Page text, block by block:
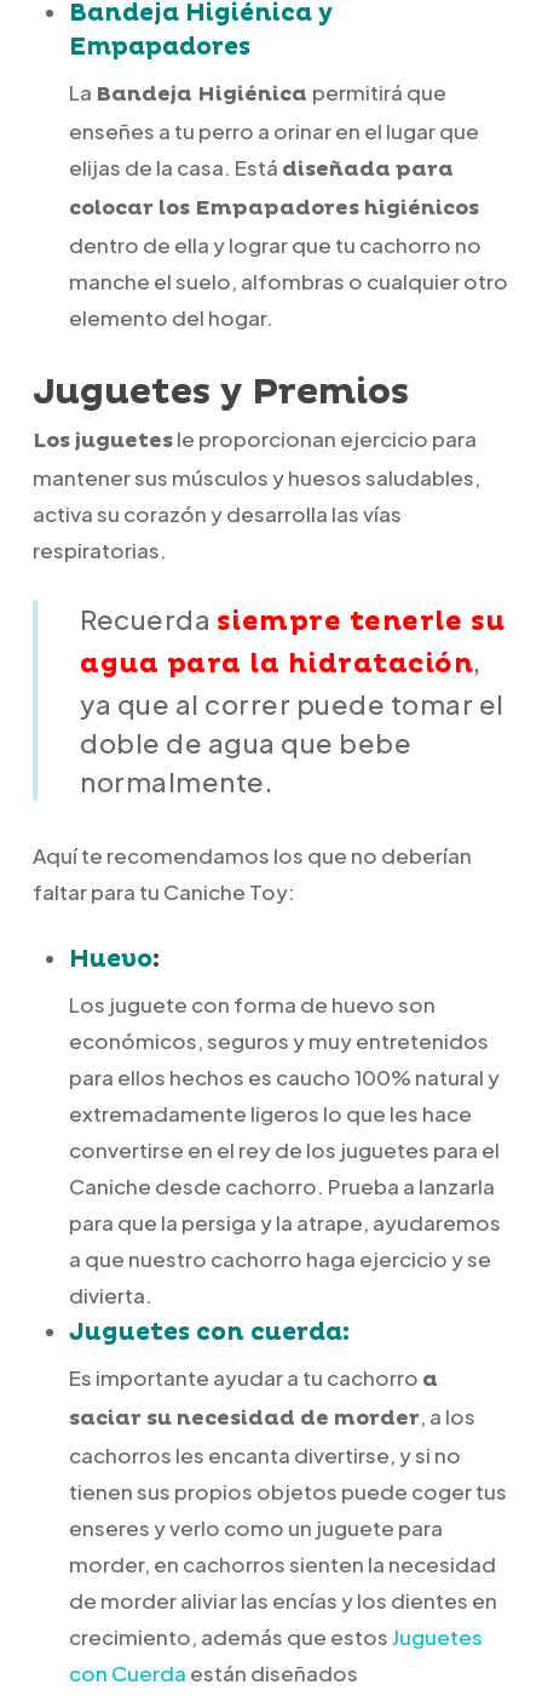
Bandeja Higiénica y
Empapadores
La Bandeja Higiénica permitirá que
enseñes a tu perro a orinar en el lugar que
elijas de la casa. Está diseñada para
colocar los Empapadores higiénicos
dentro de ella y lograr que tu cachorro no
manche el suelo, alfombras o cualquier otro
elemento del hogar.
Juguetes y Premios
Los juguetesle proporcionan ejercicio para
mantener sus músculos y huesos saludables,
activa su corazón y desarrolla las vías
respiratorias.
Recuerda siempre tenerle su
agua para la hidratación,
ya que al correr puede tomar el
doble de agua que bebe
normalmente.
Aquí te recomendamos los que no deberían
faltar para tu Caniche Toy:
Huevo:
Los juguete con forma de huevo son
económicos, seguros y muy entretenidos
para ellos hechos es caucho 100% natural y
extremadamente ligeros lo que les hace
convertirse en el rey de los juguetes para el
Caniche desde cachorro. Prueba a lanzarla
para que la persiga y la atrape, ayudaremos
a que nuestro cachorro haga ejercicio y se
divierta.
Juguetes con cuerda:
Es importante ayudar a tu cachorro a
saciar su necesidad de morder, a los
cachorros les encanta divertirse, y si no
tienen sus propios objetos puede coger tus
enseres y verlo como un juguete para
morder, en cachorros sienten la necesidad
de morder aliviar las encías y los dientes en
crecimiento, además que estosJuguetes
con Cuerda están diseñados